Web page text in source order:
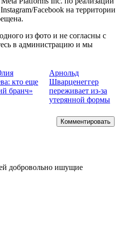
Facebook на территории
из фото и не согласны с
в администрацию и мы
кто еще
бранч»
Арнольд
Шварценеггер
переживает из-за
утерянной формы
Комментировать
добровольно ишущие